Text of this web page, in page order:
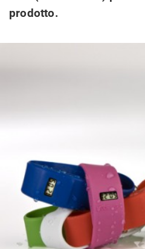
prodotto.